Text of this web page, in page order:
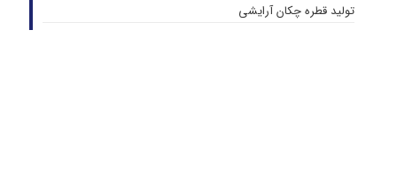
تولید قطره چکان آرایشی